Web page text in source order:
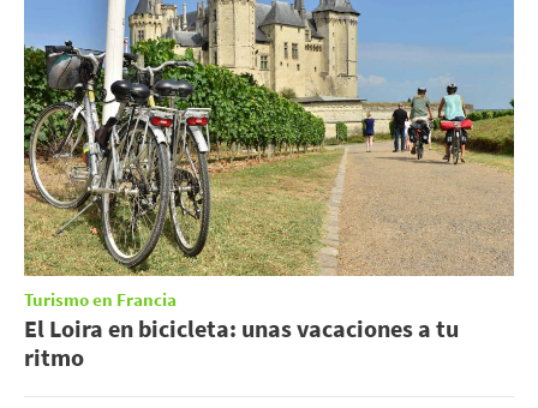
Turismo en Francia
El Loira en bicicleta: unas vacaciones a tu
ritmo